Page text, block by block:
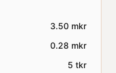
3.50 mkr
0.28 mkr
5 tkr